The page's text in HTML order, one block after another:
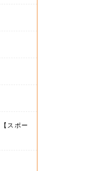
スポー